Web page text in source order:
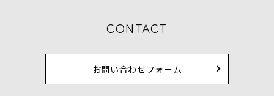
CONTACT
お問い合わせフォーム